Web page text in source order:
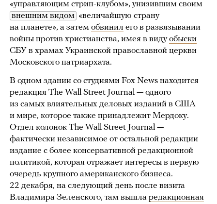
«управляющим стрип-клубом», унизившим своим
внешним видом «величайшую страну
на планете», а затем обвинил его в развязывании
войны против христианства, имея в видуобыски
СБУ в храмах Украинской православной церкви
Московского патриархата.
В одном здании со студиями Fox News находится
редакция The Wall Street Journal — одного
из самых влиятельных деловых изданий в США
и мире, которое также принадлежит Мердоку.
Отдел колонок The Wall Street Journal —
фактически независимое от остальной редакции
издание с более консервативной редакционной
политикой, которая отражает интересы в первую
очередь крупного американского бизнеса.
22 декабря, на следующий день после визита
Владимира Зеленского, там вышла редакционная